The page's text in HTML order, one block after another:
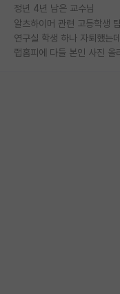
정년 4년 남은 교수님
알츠하이머 관련 고등학생
연구실 학생 하나 자퇴했는데
랩홈피에 다들 본인 사진 올